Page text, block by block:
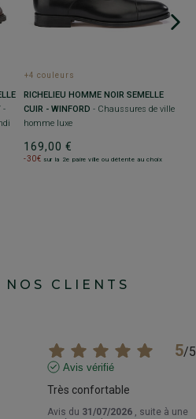
-
+4 couleurs
RICHELIEU HOMME NOIR SEMELLE
CUIR - WINFORD - Chaussures de ville
homme luxe
169,00 €
-30€ sur la 2e paire ville ou détente au choix
CLIENTS
5/5
Avis vérifié
Très confortable
Avis du 31/07/2026 , suite à une